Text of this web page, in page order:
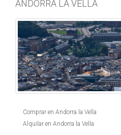
ANDORRA LA VELLA
Comprar en Andorra la Vella
Alquilar en Andorra la Vella